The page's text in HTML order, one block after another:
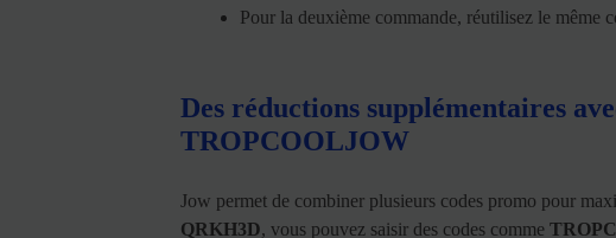
Pour la deuxième commande, réutilisez le même
Des réductions supplémentaires
TROPCOOLJOW
Jow permet de combiner plusieurs codes promo pour
QRKH3D, vous pouvez saisir des codes comme